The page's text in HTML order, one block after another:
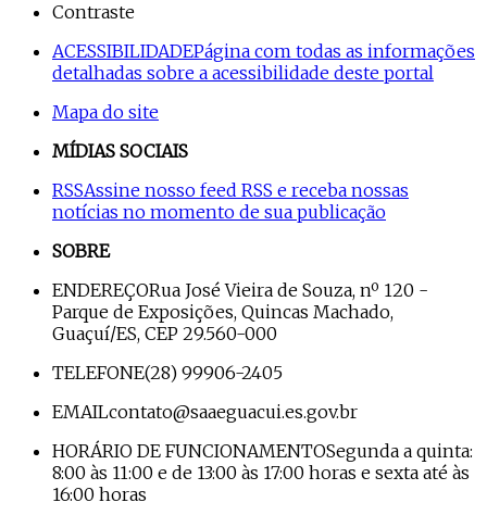
Contraste
ACESSIBILIDADEPágina com todas as informações
detalhadas sobre a acessibilidade deste portal
Mapa do site
MÍDIAS SOCIAIS
RSSAssine nosso feed RSS e receba nossas
notícias no momento de sua publicação
SOBRE
ENDEREÇORua José Vieira de Souza, nº 120 -
Parque de Exposições, Quincas Machado,
Guaçuí/ES, CEP 29.560-000
TELEFONE(28) 99906-2405
EMAILcontato@saaeguacui.es.gov.br
HORÁRIO DE FUNCIONAMENTOSegunda a quinta:
8:00 às 11:00 e de 13:00 às 17:00 horas e sexta até às
16:00 horas